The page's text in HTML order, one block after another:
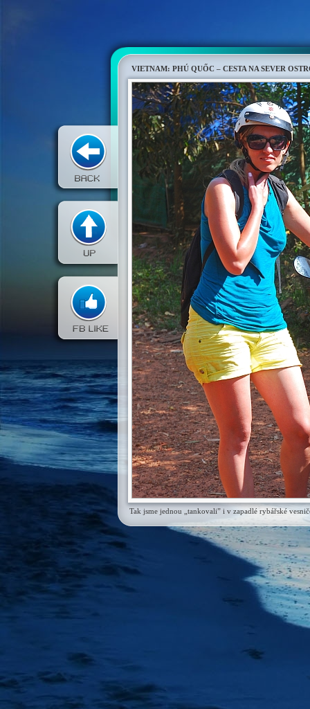
VIETNAM: PHÚ QUỐC – CESTA NA SEVER
Tak jsme jednou „tankovali” i v zapadlé rybářské